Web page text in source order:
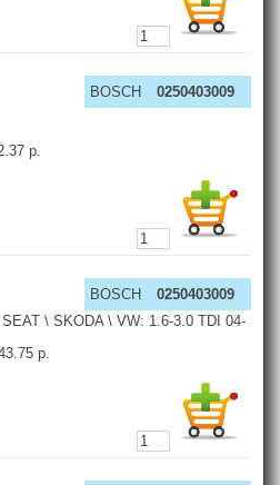
BOSCH
0250403009
р.
BOSCH
0250403009
\ SKODA \ VW: 1.6-3.0 TDI 04-
р.